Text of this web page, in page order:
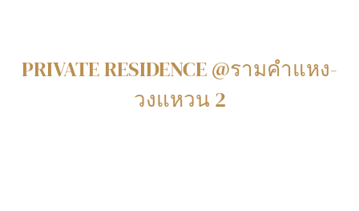
PRIVATE RESIDENCE @รามคำแหง-
วงแหวน 2